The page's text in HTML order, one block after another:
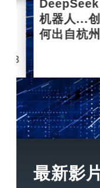
03
机器人...
何出自杭
最新影